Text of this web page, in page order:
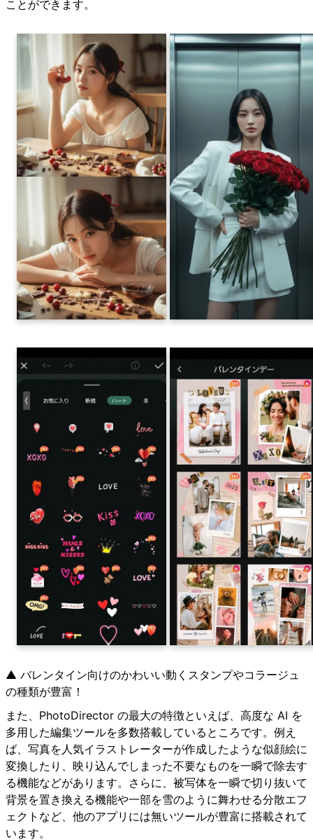
ことができます。
▲ バレンタイン向けのかわいい動くスタンプやコラージュ
の種類が豊富！
また、PhotoDirector の最大の特徴といえば、高度な AI を
多用した編集ツールを多数搭載しているところです。例え
ば、写真を人気イラストレーターが作成したような似顔絵に
変換したり、映り込んでしまった不要なものを一瞬で除去す
る機能などがあります。さらに、被写体を一瞬で切り抜いて
背景を置き換える機能や一部を雪のように舞わせる分散エフ
ェクトなど、他のアプリには無いツールが豊富に搭載されて
います。